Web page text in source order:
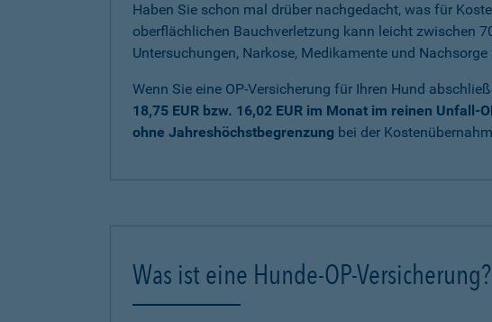
Haben Sie schon mal drüber nachgedacht, was für
oberflächlichen Bauchverletzung kann leicht zwischen
Untersuchungen, Narkose, Medikamente und
Wenn Sie eine OP-Versicherung für Ihren Hund
18,75 EUR bzw. 16,02 EUR im Monat im reinen Unfall-
ohne Jahreshöchstbegrenzung bei der
Was ist eine Hunde-OP-Versicherung?